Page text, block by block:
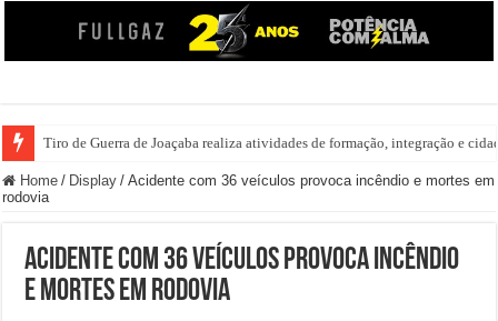
Tiro de Guerra de Joaçaba realiza atividades de formação, integração e
Home / Display / Acidente com 36 veículos provoca incêndio e mortes em
rodovia
Acidente com 36 veículos provoca incêndio
e mortes em rodovia